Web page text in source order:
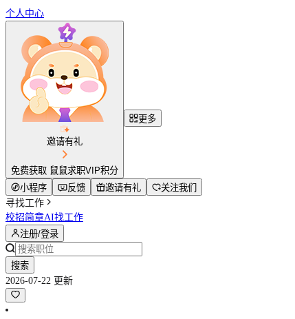
个人中心
邀请有礼
免费获取 鼠鼠求职VIP积分
更多
小程序 反馈 邀请有礼
关注我们
寻找工作
校招简章AI找工作
注册/登录
搜索
2026-07-22 更新